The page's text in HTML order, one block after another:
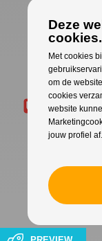
Deze
cookies.
Met cookies
om de
cookies
website
jouw profiel af.